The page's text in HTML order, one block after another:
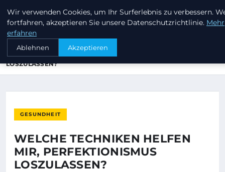
KEEP SURFING
STARTSEITE
GESUNDHEIT
WELCHE TECHNIKEN HELFEN MIR, PERFEKTIONISMUS
LOSZULASSEN?
GESUNDHEIT
WELCHE TECHNIKEN HELFEN
MIR, PERFEKTIONISMUS
LOSZULASSEN?
Wir verwenden Cookies, um Ihr Surferlebnis zu verbessern.
fortfahren, akzeptieren Sie unsere Datenschutzrichtlinie. Mehr
erfahren
Ablehnen Akzeptieren